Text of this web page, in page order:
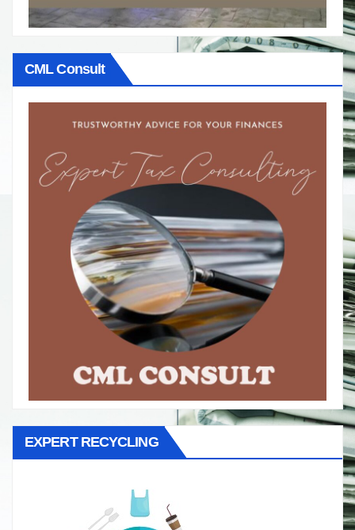
CML Consult
EXPERT RECYCLING